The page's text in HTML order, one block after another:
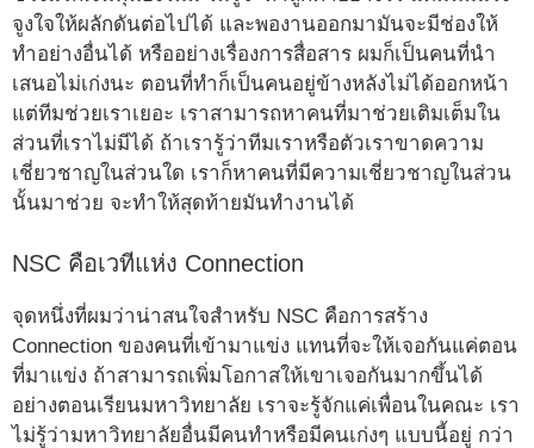
จูงใจให้ผลักดันต่อไปได้ และพองานออกมามันจะมีช่องให้
ทำอย่างอื่นได้ หรืออย่างเรื่องการสื่อสาร ผมก็เป็นคนที่นำ
เสนอไม่เก่งนะ ตอนที่ทำก็เป็นคนอยู่ข้างหลังไม่ได้ออกหน้า
แต่ทีมช่วยเราเยอะ เราสามารถหาคนที่มาช่วยเติมเต็มใน
ส่วนที่เราไม่มีได้ ถ้าเรารู้ว่าทีมเราหรือตัวเราขาดความ
เชี่ยวชาญในส่วนใด เราก็หาคนที่มีความเชี่ยวชาญในส่วน
นั้นมาช่วย จะทำให้สุดท้ายมันทำงานได้
NSC คือเวทีแห่ง Connection
จุดหนึ่งที่ผมว่าน่าสนใจสำหรับ NSC คือการสร้าง
Connection ของคนที่เข้ามาแข่ง แทนที่จะให้เจอกันแค่ตอน
ที่มาแข่ง ถ้าสามารถเพิ่มโอกาสให้เขาเจอกันมากขึ้นได้
อย่างตอนเรียนมหาวิทยาลัย เราจะรู้จักแค่เพื่อนในคณะ เรา
ไม่รู้ว่ามหาวิทยาลัยอื่นมีคนทำหรือมีคนเก่งๆ แบบนี้อยู่ กว่า